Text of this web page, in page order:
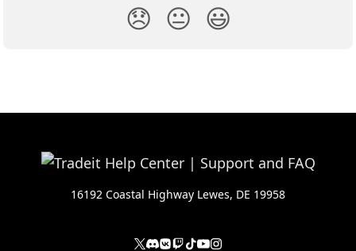
😞 😐 😃
16192 Coastal Highway Lewes, DE 19958